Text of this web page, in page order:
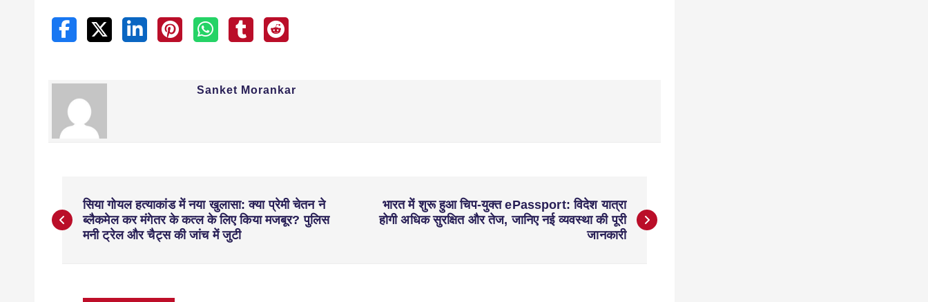
Sanket Morankar
सिया गोयल हत्याकांड में नया खुलासा: क्या प्रेमी चेतन ने
ब्लैकमेल कर मंगेतर के कत्ल के लिए किया मजबूर? पुलिस
मनी ट्रेल और चैट्स की जांच में जुटी
भारत में शुरू हुआ चिप-युक्त ePassport: विदेश यात्रा
होगी अधिक सुरक्षित और तेज, जानिए नई व्यवस्था की पूरी
जानकारी